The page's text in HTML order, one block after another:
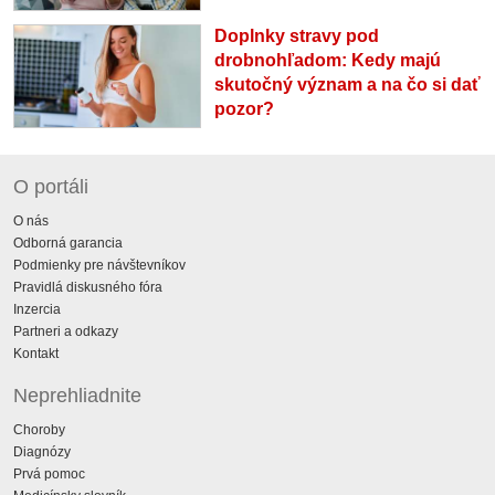
Doplnky stravy pod
drobnohľadom: Kedy majú
skutočný význam a na čo si dať
pozor?
O portáli
O nás
Odborná garancia
Podmienky pre návštevníkov
Pravidlá diskusného fóra
Inzercia
Partneri a odkazy
Kontakt
Neprehliadnite
Choroby
Diagnózy
Prvá pomoc